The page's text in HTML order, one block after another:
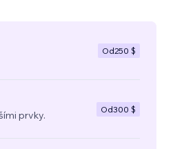
Od250 $
prvky.
Od300 $